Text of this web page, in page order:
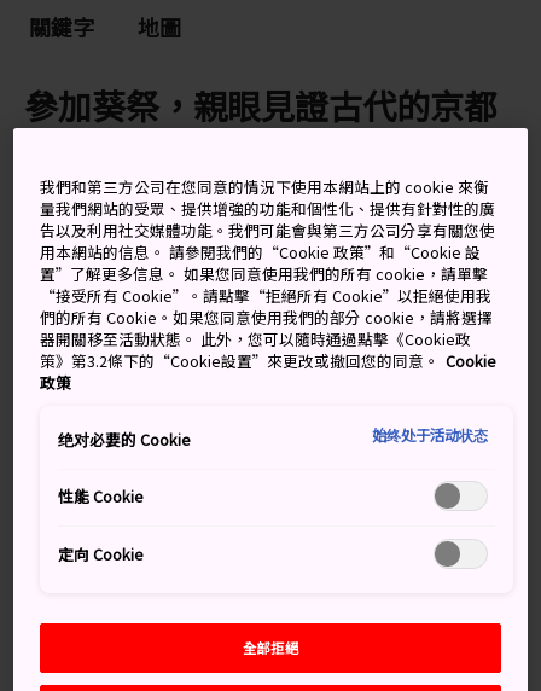
關鍵字 地圖
參加葵祭，親眼見證古代的京都
每年 5 月 15 日，葵祭會在京都市中心舉行。 這個春天舉
行的祭典，連同祇園祭 與時代祭
合稱京都三大祭，讓
人能窺看京都在歷史上的黃金時代，並有機會欣賞在地人
穿上古裝的模樣。
我們和第三方公司在您同意的情況下使用本網站上的 cookie 來衡
量我們網站的受眾、提供增強的功能和個性化、提供有針對性的廣
告以及利用社交媒體功能。我們可能會與第三方公司分享有關您使
用本網站的信息。 請參閱我們的“Cookie 政策”和“Cookie 設
置”了解更多信息。 如果您同意使用我們的所有 cookie，請單擊
“接受所有 Cookie”。請點擊“拒絕所有 Cookie”以拒絕使用我
們的所有 Cookie。如果您同意使用我們的部分 cookie，請將選擇
器開關移至活動狀態。 此外，您可以隨時通過點擊《Cookie政
策》第3.2條下的“Cookie設置”來更改或撤回您的同意。 Cookie
政策
绝对必要的 Cookie 始终处于活动状态
性能 Cookie
定向 Cookie
全部拒絕